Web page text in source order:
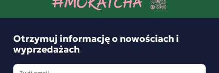
Otrzymuj informację o nowościach i
wyprzedażach